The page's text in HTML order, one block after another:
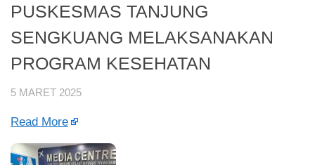
PUSKESMAS TANJUNG
SENGKUANG MELAKSANAKAN
PROGRAM KESEHATAN
5 MARET 2025
Read More